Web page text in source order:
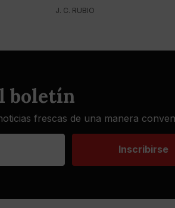
J. C. RUBIO
boletín
frescas de una manera
Inscribirse